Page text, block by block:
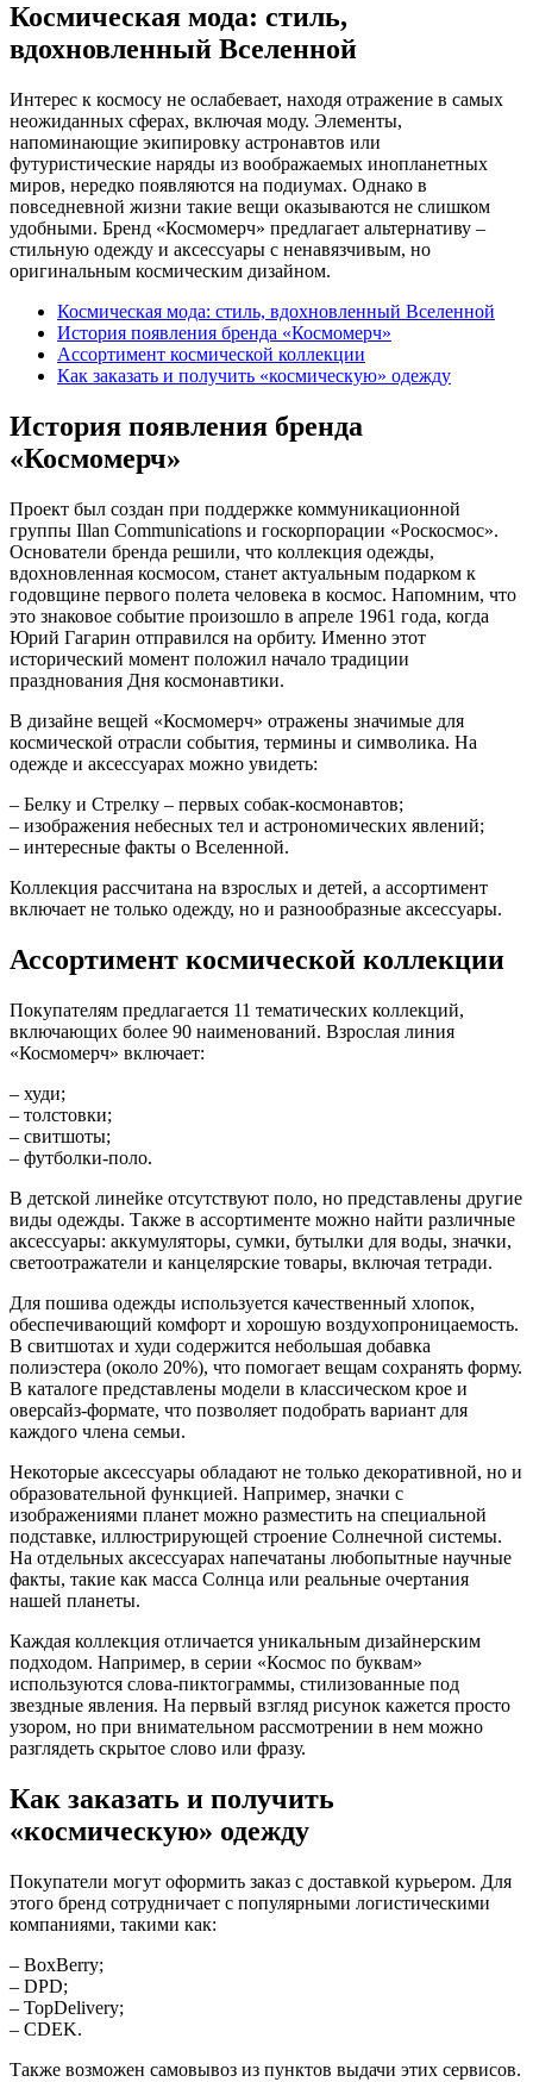
Космическая мода: стиль,
вдохновленный Вселенной
Интерес к космосу не ослабевает, находя отражение в самых
неожиданных сферах, включая моду. Элементы,
напоминающие экипировку астронавтов или
футуристические наряды из воображаемых инопланетных
миров, нередко появляются на подиумах. Однако в
повседневной жизни такие вещи оказываются не слишком
удобными. Бренд «Космомерч» предлагает альтернативу –
стильную одежду и аксессуары с ненавязчивым, но
оригинальным космическим дизайном.
Космическая мода: стиль, вдохновленный Вселенной
История появления бренда «Космомерч»
Ассортимент космической коллекции
Как заказать и получить «космическую» одежду
История появления бренда
«Космомерч»
Проект был создан при поддержке коммуникационной
группы Illan Communications и госкорпорации «Роскосмос».
Основатели бренда решили, что коллекция одежды,
вдохновленная космосом, станет актуальным подарком к
годовщине первого полета человека в космос. Напомним, что
это знаковое событие произошло в апреле 1961 года, когда
Юрий Гагарин отправился на орбиту. Именно этот
исторический момент положил начало традиции
празднования Дня космонавтики.
В дизайне вещей «Космомерч» отражены значимые для
космической отрасли события, термины и символика. На
одежде и аксессуарах можно увидеть:
– Белку и Стрелку – первых собак-космонавтов;
– изображения небесных тел и астрономических явлений;
– интересные факты о Вселенной.
Коллекция рассчитана на взрослых и детей, а ассортимент
включает не только одежду, но и разнообразные аксессуары.
Ассортимент космической коллекции
Покупателям предлагается 11 тематических коллекций,
включающих более 90 наименований. Взрослая линия
«Космомерч» включает:
– худи;
– толстовки;
– свитшоты;
– футболки-поло.
В детской линейке отсутствуют поло, но представлены другие
виды одежды. Также в ассортименте можно найти различные
аксессуары: аккумуляторы, сумки, бутылки для воды, значки,
светоотражатели и канцелярские товары, включая тетради.
Для пошива одежды используется качественный хлопок,
обеспечивающий комфорт и хорошую воздухопроницаемость.
В свитшотах и худи содержится небольшая добавка
полиэстера (около 20%), что помогает вещам сохранять форму.
В каталоге представлены модели в классическом крое и
оверсайз-формате, что позволяет подобрать вариант для
каждого члена семьи.
Некоторые аксессуары обладают не только декоративной, но и
образовательной функцией. Например, значки с
изображениями планет можно разместить на специальной
подставке, иллюстрирующей строение Солнечной системы.
На отдельных аксессуарах напечатаны любопытные научные
факты, такие как масса Солнца или реальные очертания
нашей планеты.
Каждая коллекция отличается уникальным дизайнерским
подходом. Например, в серии «Космос по буквам»
используются слова-пиктограммы, стилизованные под
звездные явления. На первый взгляд рисунок кажется просто
узором, но при внимательном рассмотрении в нем можно
разглядеть скрытое слово или фразу.
Как заказать и получить
«космическую» одежду
Покупатели могут оформить заказ с доставкой курьером. Для
этого бренд сотрудничает с популярными логистическими
компаниями, такими как:
– BoxBerry;
– DPD;
– TopDelivery;
– CDEK.
Также возможен самовывоз из пунктов выдачи этих сервисов.